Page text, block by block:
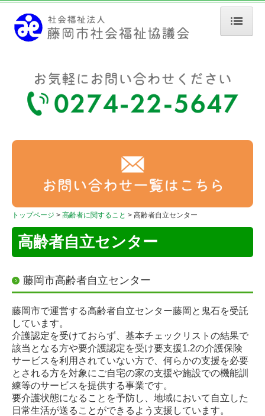
法人概要
予算・事業報告・決算報告
高齢者に関すること
居宅介護支援
在宅介護支援センター
ミニデイサービス
安心カード
貸出事業
思いやり駐車場
障がい者に関すること
トップページ 高齢者に関すること 高齢者自立センター
高齢者自立センター
藤岡市高齢者自立センター
藤岡市で運営する高齢者自立センター藤岡と鬼石を受託
しています。
介護認定を受けておらず、基本チェックリストの結果で
該当となる方や要介護認定を受け要支援1.2の介護保険
サービスを利用されていない方で、何らかの支援を必要
とされる方を対象にご自宅の家の支援や施設での機能訓
練等のサービスを提供する事業です。
要介護状態になることを予防し、地域において自立した
日常生活が送ることができるよう支援しています。